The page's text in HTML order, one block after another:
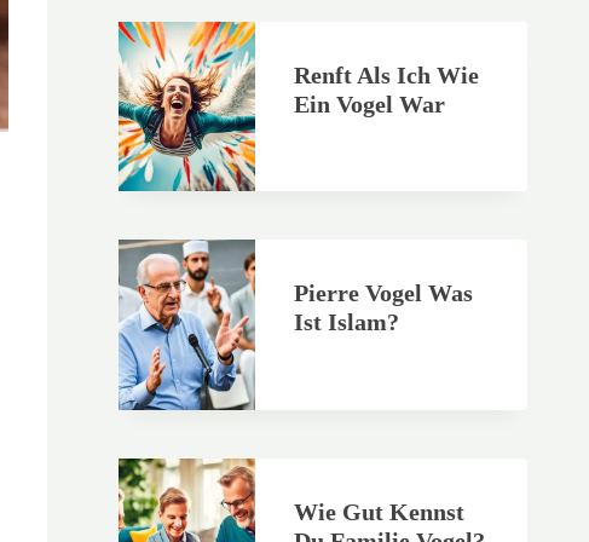
Renft Als Ich Wie
Ein Vogel War
Pierre Vogel Was
Ist Islam?
Wie Gut Kennst